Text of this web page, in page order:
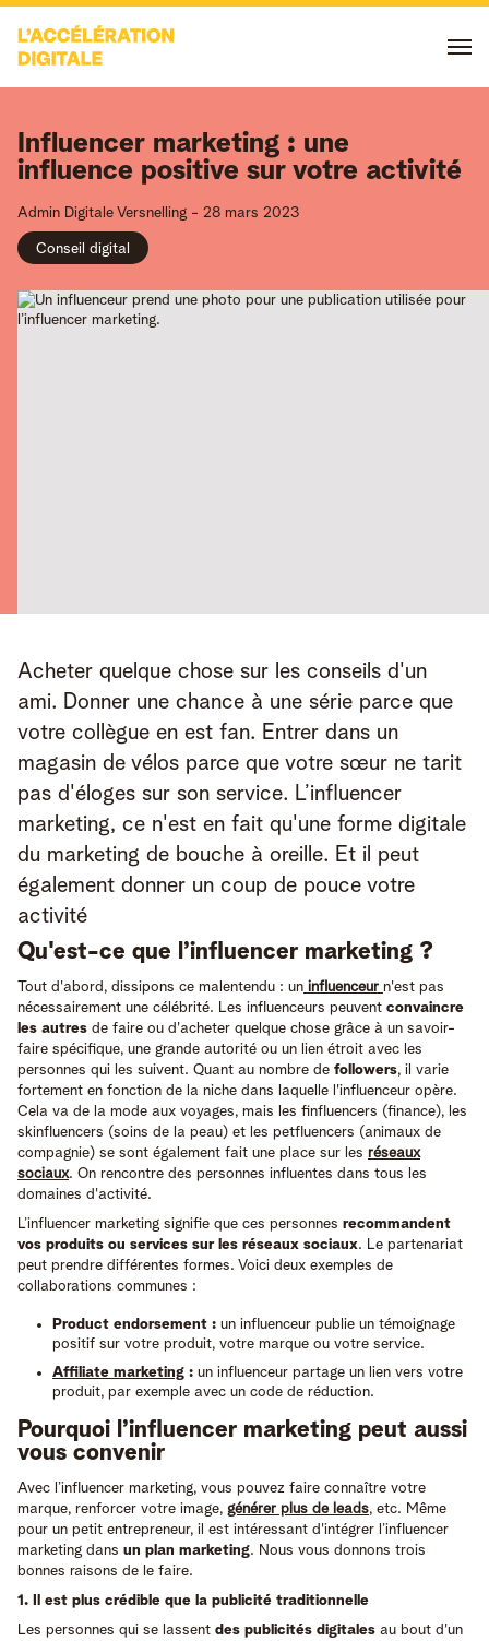
Influencer marketing : une
influence positive sur votre activité
Admin Digitale Versnelling - 28 mars 2023
Conseil digital
Acheter quelque chose sur les conseils d'un
ami. Donner une chance à une série parce que
votre collègue en est fan. Entrer dans un
magasin de vélos parce que votre sœur ne tarit
pas d'éloges sur son service. L’influencer
marketing, ce n'est en fait qu'une forme digitale
du marketing de bouche à oreille. Et il peut
également donner un coup de pouce votre
activité
Qu'est-ce que l’influencer marketing ?
Tout d'abord, dissipons ce malentendu : un influenceur n'est pas
nécessairement une célébrité. Les influenceurs peuvent convaincre
les autres de faire ou d'acheter quelque chose grâce à un savoir-
faire spécifique, une grande autorité ou un lien étroit avec les
personnes qui les suivent. Quant au nombre de followers, il varie
fortement en fonction de la niche dans laquelle l'influenceur opère.
Cela va de la mode aux voyages, mais les finfluencers (finance), les
skinfluencers (soins de la peau) et les petfluencers (animaux de
compagnie) se sont également fait une place sur les réseaux
sociaux. On rencontre des personnes influentes dans tous les
domaines d'activité.
L’influencer marketing signifie que ces personnes recommandent
vos produits ou services sur les réseaux sociaux. Le partenariat
peut prendre différentes formes. Voici deux exemples de
collaborations communes :
Product endorsement : un influenceur publie un témoignage
positif sur votre produit, votre marque ou votre service.
Affiliate marketing : un influenceur partage un lien vers votre
produit, par exemple avec un code de réduction.
Pourquoi l’influencer marketing peut aussi
vous convenir
Avec l’influencer marketing, vous pouvez faire connaître votre
marque, renforcer votre image, générer plus de leads, etc. Même
pour un petit entrepreneur, il est intéressant d'intégrer l’influencer
marketing dans un plan marketing. Nous vous donnons trois
bonnes raisons de le faire.
1. Il est plus crédible que la publicité traditionnelle
Les personnes qui se lassent des publicités digitales au bout d'un